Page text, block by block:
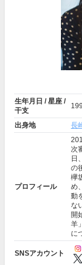
生年月日 / 星座 /
干支
出身地 長
プロフィール
次
日
の
欅
め
動
な
開
羊
に
SNSアカウント